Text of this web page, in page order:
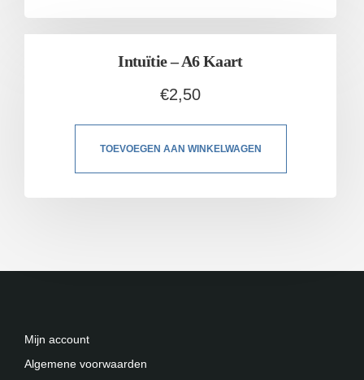
Intuïtie – A6 Kaart
€2,50
TOEVOEGEN AAN WINKELWAGEN
Mijn account
Algemene voorwaarden